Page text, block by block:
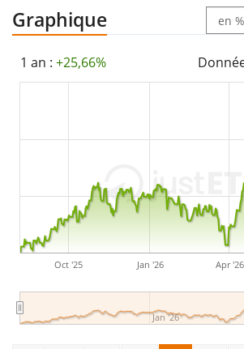
Graphique
1 an : +25,66%
Oct '25 Jan '26 Apr '26
Jan '26